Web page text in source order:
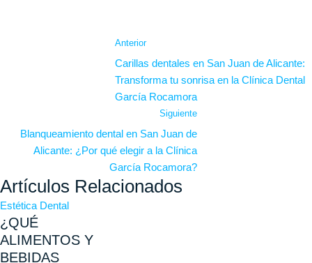
Anterior
Carillas dentales en San Juan de Alicante:
Transforma tu sonrisa en la Clínica Dental
García Rocamora
Siguiente
Blanqueamiento dental en San Juan de
Alicante: ¿Por qué elegir a la Clínica
García Rocamora?
Artículos Relacionados
Estética Dental
¿QUÉ
ALIMENTOS Y
BEBIDAS